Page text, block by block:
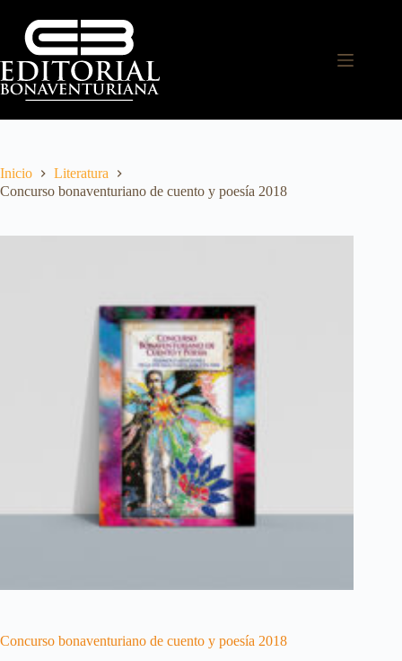
Inicio
Literatura
Concurso bonaventuriano de cuento y poesía 2018
Concurso bonaventuriano de cuento y poesía 2018